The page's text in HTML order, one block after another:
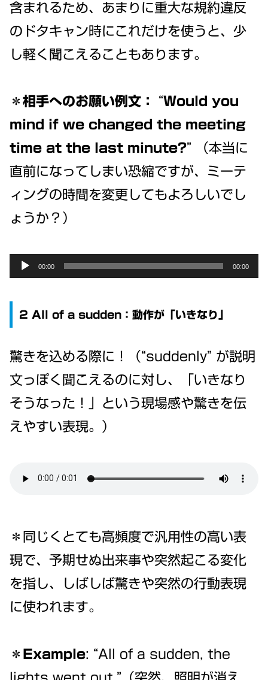
含まれるため、あまりに重大な規約違反
のドタキャン時にこれだけを使うと、少
し軽く聞こえることもあります。
＊相手へのお願い例文： “Would you
mind if we changed the meeting
time at the last minute?” （本当に
直前になってしまい恐縮ですが、ミーテ
ィングの時間を変更してもよろしいでし
ょうか？）
Audio
00:00 00:00
2 All of a sudden：動作が「いきなり」
驚きを込める際に！（“suddenly” が説明
文っぽく聞こえるのに対し、「いきなり
そうなった！」という現場感や驚きを伝
えやすい表現。）
＊同じくとても高頻度で汎用性の高い表
現で、予期せぬ出来事や突然起こる変化
を指し、しばしば驚きや突然の行動表現
に使われます。
＊Example: “All of a sudden, the